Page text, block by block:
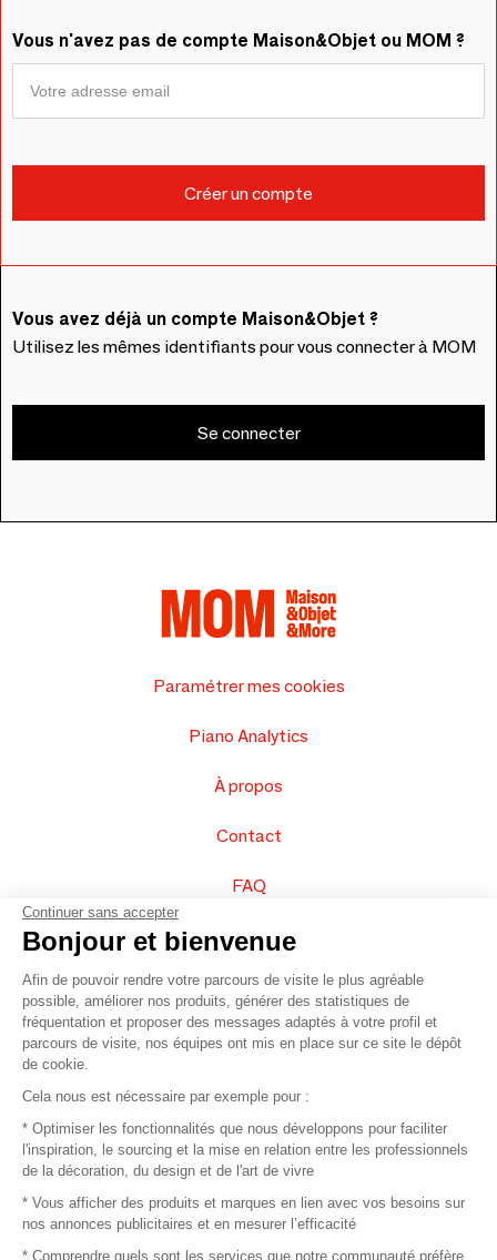
Vous n'avez pas de compte Maison&Objet ou MOM ?
Vous avez déjà un compte Maison&Objet ?
Utilisez les mêmes identifiants pour vous connecter à MOM
Se connecter
Paramétrer mes cookies
Piano Analytics
À propos
Contact
FAQ
Vendez vos produits
Plan du site
© 2016 –Organisation SAFI
Recrutement
Continuer sans accepter
Bonjour et bienvenue
Afin de pouvoir rendre votre parcours de visite le plus agréable
possible, améliorer nos produits, générer des statistiques de
fréquentation et proposer des messages adaptés à votre profil et
parcours de visite, nos équipes ont mis en place sur ce site le dépôt
de cookie.
Cela nous est nécessaire par exemple pour :
* Optimiser les fonctionnalités que nous développons pour faciliter
l'inspiration, le sourcing et la mise en relation entre les professionnels
de la décoration, du design et de l'art de vivre
* Vous afficher des produits et marques en lien avec vos besoins sur
nos annonces publicitaires et en mesurer l’efficacité
* Comprendre quels sont les services que notre communauté préfère